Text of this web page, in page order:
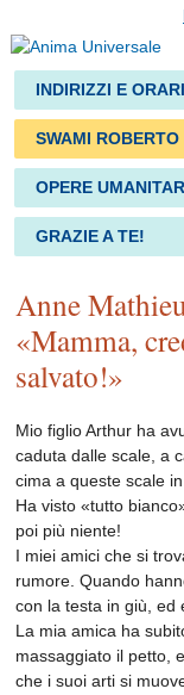
INDIRIZZI E ORARI
SWAMI ROBERTO
OPERE
GRAZIE A TE!
Anne
«Mamma,
salvato!»
Mio figlio Arthur ha
caduta dalle scale, a
cima a queste scale
Ha visto «tutto
poi più niente!
I miei amici che si
rumore. Quando
con la testa in giù, ed
La mia amica ha
massaggiato il petto,
che i suoi arti si